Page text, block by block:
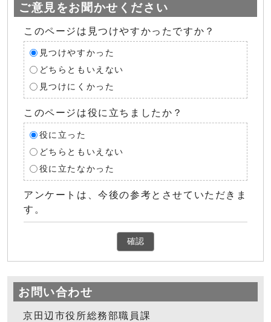
ご意見をお聞かせください
このページは見つけやすかったですか？
見つけやすかった
どちらともいえない
見つけにくかった
このページは役に立ちましたか？
役に立った
どちらともいえない
役に立たなかった
アンケートは、今後の参考とさせていただきま
す。
確認
お問い合わせ
京田辺市役所総務部職員課